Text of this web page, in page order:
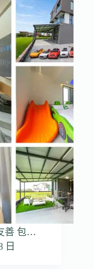
善 包…
日